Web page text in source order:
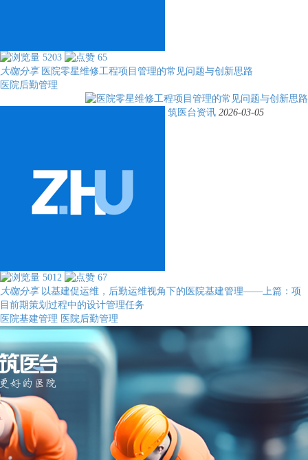
5203
65
大咖分享医院零星维修工程项目管理的常见问题与创新思路
医院后勤管理
筑医台资讯 2026-03-05
5012
67
大咖分享以基建促运维，后勤运维视角下的医院基建管理——上篇：项
目前期策划过程中的设计管理任务
医院基建管理 医院后勤管理